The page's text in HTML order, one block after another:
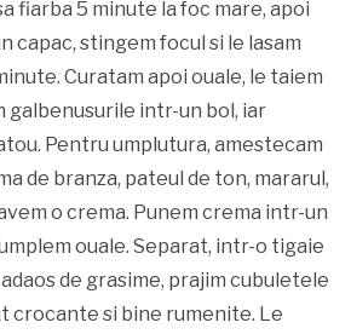
fiarba 5 minute la foc mare, apoi
capac, stingem focul si le lasam
Curatam apoi ouale, le taiem
galbenusurile intr-un bol, iar
Pentru umplutura, amestecam
de branza, pateul de ton, mararul,
o crema. Punem crema intr-un
ouale. Separat, intr-o tigaie
de grasime, prajim cubuletele
crocante si bine rumenite. Le